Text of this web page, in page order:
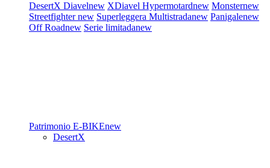
DesertX Diavelnew XDiavel Hypermotardnew Monsternew
Streetfighternew Superleggera Multistradanew Panigalenew
Off Roadnew Serie limitadanew
Patrimonio E-BIKEnew
DesertX